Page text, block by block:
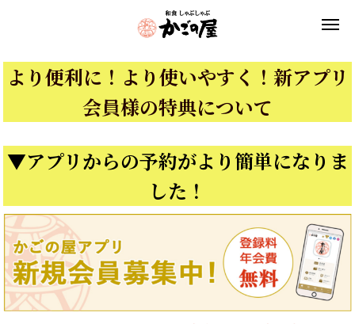
より便利に！より使いやすく！新アプリ
会員様の特典について
▼アプリからの予約がより簡単になりま
した！